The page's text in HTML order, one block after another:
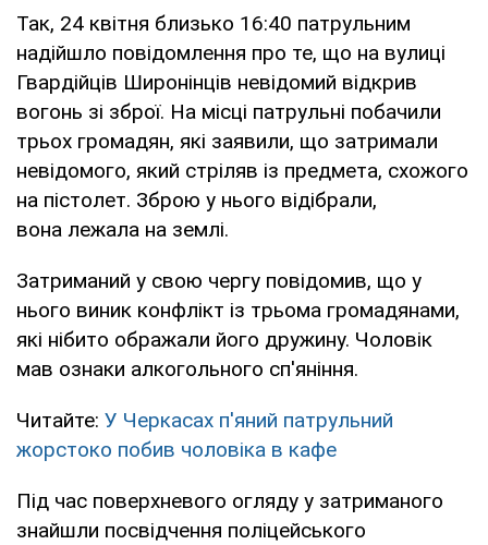
Так, 24 квітня близько 16:40 патрульним
надійшло повідомлення про те, що на вулиці
Гвардійців Широнінців невідомий відкрив
вогонь зі зброї. На місці патрульні побачили
трьох громадян, які заявили, що затримали
невідомого, який стріляв із предмета, схожого
на пістолет. Зброю у нього відібрали,
вона лежала на землі.
Затриманий у свою чергу повідомив, що у
нього виник конфлікт із трьома громадянами,
які нібито ображали його дружину. Чоловік
мав ознаки алкогольного сп'яніння.
Читайте: У Черкасах п'яний патрульний
жорстоко побив чоловіка в кафе
Під час поверхневого огляду у затриманого
знайшли посвідчення поліцейського